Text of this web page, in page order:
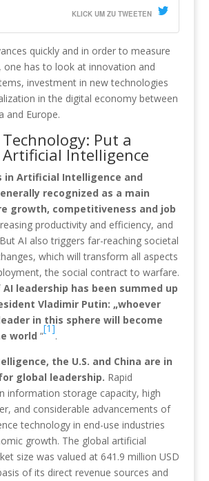
KLICK UM ZU TWEETEN
quickly and in order to measure
has to look at innovation and
investment in new technologies
in the digital economy between
and Europe.
Put a
Intelligence
in Artificial Intelligence and
recognized as a main
growth, competitiveness and job
productivity and efficiency, and
AI also triggers far-reaching societal
which will transform all aspects
the social contract to warfare.
leadership has been summed up
Vladimir Putin: „whoever
in this sphere will become
world “
[1]
.
the U.S. and China are in
global leadership. Rapid
information storage capacity, high
and considerable advancements of
technology in end-use industries
growth. The global artificial
size was valued at 641.9 million USD
of its direct revenue sources and